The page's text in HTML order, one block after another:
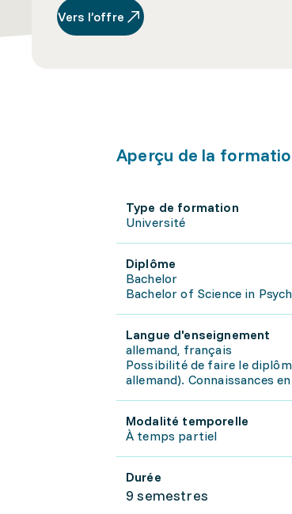
Vers l’offre
Aperçu de la
Type de formation
Université
Diplôme
Bachelor
Bachelor of Science in
Langue d'enseignement
allemand, français
Possibilité de faire le
allemand). Connaissances
Modalité temporelle
À temps partiel
Durée
9 semestres